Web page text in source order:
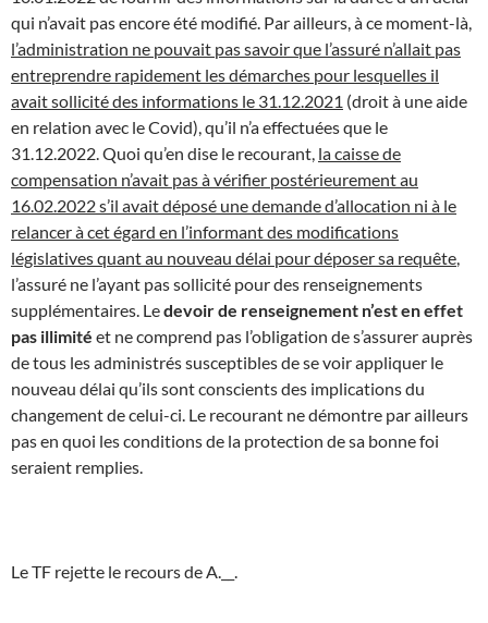
qui n’avait pas encore été modifié. Par ailleurs, à ce moment-là,
l’administration ne pouvait pas savoir que l’assuré n’allait pas
entreprendre rapidement les démarches pour lesquelles il
avait sollicité des informations le 31.12.2021 (droit à une aide
en relation avec le Covid), qu’il n’a effectuées que le
31.12.2022. Quoi qu’en dise le recourant, la caisse de
compensation n’avait pas à vérifier postérieurement au
16.02.2022 s’il avait déposé une demande d’allocation ni à le
relancer à cet égard en l’informant des modifications
législatives quant au nouveau délai pour déposer sa requête
l’assuré ne l’ayant pas sollicité pour des renseignements
supplémentaires. Ledevoir de renseignement n’est en effet
pas illimité et ne comprend pas l’obligation de s’assurer auprès
de tous les administrés susceptibles de se voir appliquer le
nouveau délai qu’ils sont conscients des implications du
changement de celui-ci. Le recourant ne démontre par ailleurs
pas en quoi les conditions de la protection de sa bonne foi
seraient remplies.
Le TF rejette le recours de A.__.